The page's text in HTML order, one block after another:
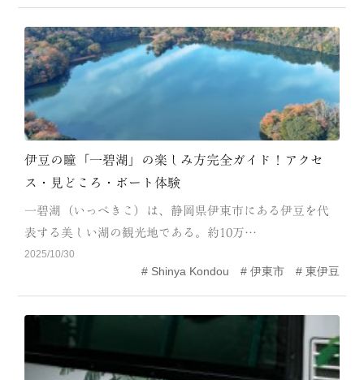
伊豆の瞳「一碧湖」の楽しみ方完全ガイド！アクセ
ス・見どころ・ボート体験
一碧湖（いっぺきこ）は、静岡県伊東市にある伊豆を代
表する美しい湖の観光地である。約10万…
2025/10/30
Shinya Kondou 伊東市 東伊豆